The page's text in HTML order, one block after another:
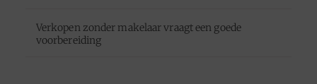
Verkopen zonder makelaar vraagt een goede
voorbereiding